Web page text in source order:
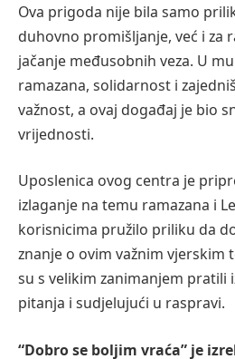
Ova prigoda nije bila samo
duhovno promišljanje, već i za
jačanje međusobnih veza. U
ramazana, solidarnost i
važnost, a ovaj događaj je bio
vrijednosti.
Uposlenica ovog centra je
izlaganje na temu ramazana i
korisnicima pružilo priliku da
znanje o ovim važnim vjerskim
su s velikim zanimanjem pratili
pitanja i sudjelujući u raspravi.
“Dobro se boljim vraća” je